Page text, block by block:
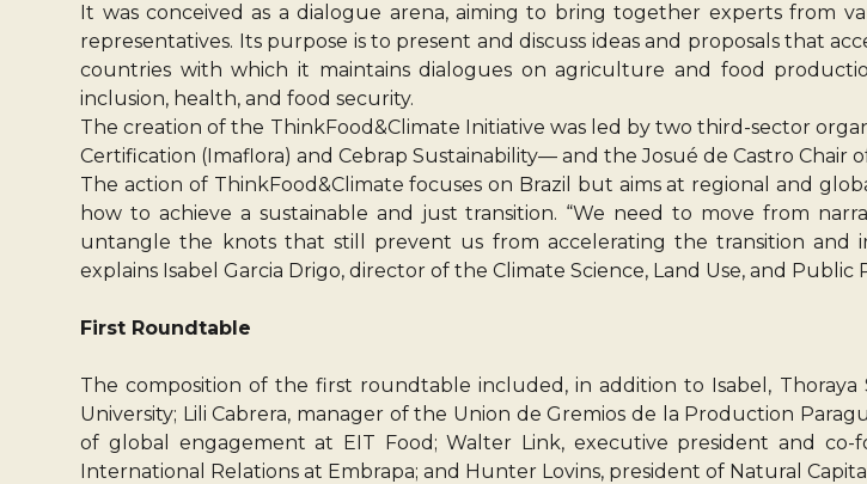
It was conceived as a dialogue arena, aiming to bring together experts from
representatives. Its purpose is to present and discuss ideas and proposals that
countries with which it maintains dialogues on agriculture and food
inclusion, health, and food security.
The creation of the ThinkFood&Climate Initiative was led by two third-sector
Certification (Imaflora) and Cebrap Sustainability— and the Josué de Castro
The action of ThinkFood&Climate focuses on Brazil but aims at regional and
how to achieve a sustainable and just transition. “We need to move from
untangle the knots that still prevent us from accelerating the transition and
explains Isabel Garcia Drigo, director of the Climate Science, Land Use, and Public
First Roundtable
The composition of the first roundtable included, in addition to Isabel,
University; Lili Cabrera, manager of the Union de Gremios de la Production
of global engagement at EIT Food; Walter Link, executive president and
International Relations at Embrapa; and Hunter Lovins, president of Natural